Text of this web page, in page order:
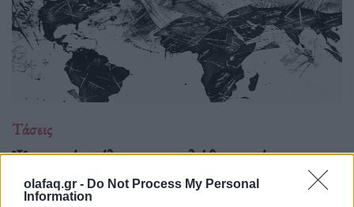
olafaq.gr - Do Not Process My Personal
Information
Τάσεις
Ψηφιακός πόλεμος και αλήθεια υπό
πολιορκία